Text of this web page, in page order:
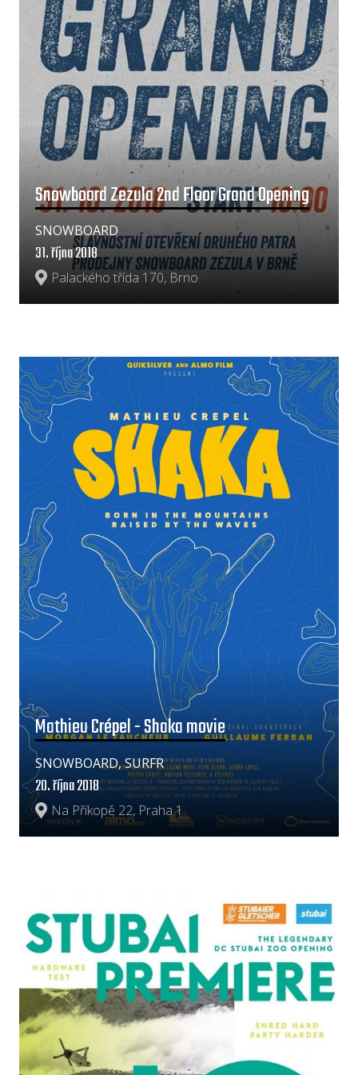
Snowboard Zezula 2nd Floor Grand Opening
Palackého třída 170, Brno
31. října 2018
SNOWBOARD
Mathieu Crépel - Shaka movie
Na Příkopě 22, Praha 1
20. října 2018
SNOWBOARD, SURFR